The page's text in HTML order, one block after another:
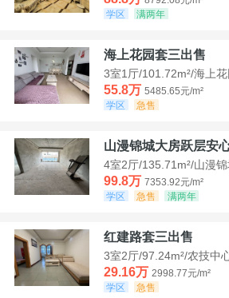
学区
满两年
海上花园套三出售
3室1厅/101.72m²/海上
55.8万 5485.65元/m²
学区
急售
山漫锦城大房跃层安
4室2厅/135.71m²/山漫
99.8万 7353.92元/m²
学区
急售 满两年
红建路套三出售
3室2厅/97.24m²/农技中
29.16万 2998.77元/m²
学区
急售